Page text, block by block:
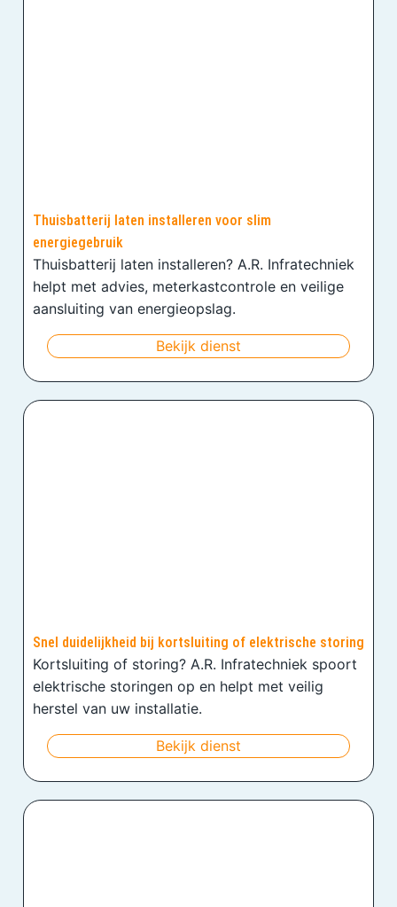
Thuisbatterij laten installeren voor slim
energiegebruik
Thuisbatterij laten installeren? A.R. Infratechniek
helpt met advies, meterkastcontrole en veilige
aansluiting van energieopslag.
Bekijk dienst
Snel duidelijkheid bij kortsluiting of elektrische storing
Kortsluiting of storing? A.R. Infratechniek spoort
elektrische storingen op en helpt met veilig
herstel van uw installatie.
Bekijk dienst